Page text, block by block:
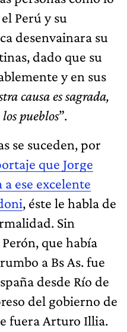
Perú y su
desenvainara su
dado que su
y en sus
causa es sagrada,
pueblos”.
se suceden, por
que Jorge
ese excelente
, éste le habla de
Sin
que había
a Bs As. fue
desde Río de
del gobierno de
fuera Arturo Illia.